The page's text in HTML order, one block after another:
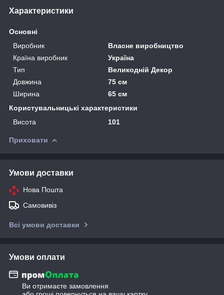
Характеристики
Основні
Виробник
Власне виробництво
Країна виробник
Україна
Тип
Великодній Декор
Довжина
75 см
Ширина
65 см
Користувальницькі характеристики
Висота
101
Приховати
Умови доставки
Нова Пошта
Самовивіз
Всі умови доставки
Умови оплати
Ви отримаєте замовлення